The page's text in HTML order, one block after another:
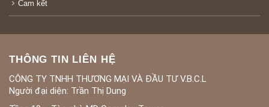
Cam kết
THÔNG TIN LIÊN HỆ
CÔNG TY TNHH THƯƠNG MẠI VÀ ĐẦU TƯ V.B.C.L
Người đại diện: Trần Thị Dung